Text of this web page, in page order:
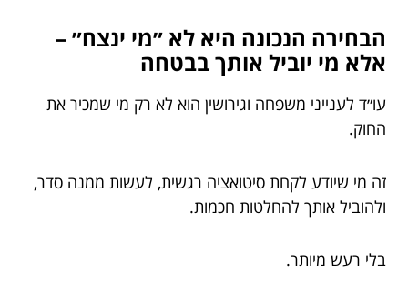
הבחירה הנכונה היא לא ״מי ינצח״ –
אלא מי יוביל אותך בבטחה
עו״ד לענייני משפחה וגירושין הוא לא רק מי שמכיר את
החוק.
זה מי שיודע לקחת סיטואציה רגשית, לעשות ממנה סדר,
ולהוביל אותך להחלטות חכמות.
בלי רעש מיותר.